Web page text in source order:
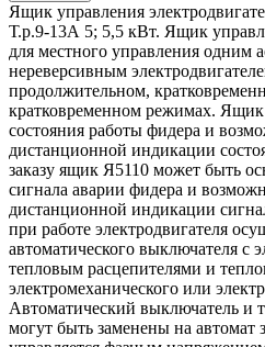
Ящик управления
Т.р.9-13А 5; 5,5 кВт. Ящик
для местного управления одним
нереверсивным
продолжительном,
кратковременном режимах.
состояния работы фидера и
дистанционной индикации
заказу ящик Я5110 может быть
сигнала аварии фидера и
дистанционной индикации
при работе электродвигателя
автоматического выключателя с
тепловым расцепителями и
электромеханического или
Автоматический выключатель и
могут быть заменены на